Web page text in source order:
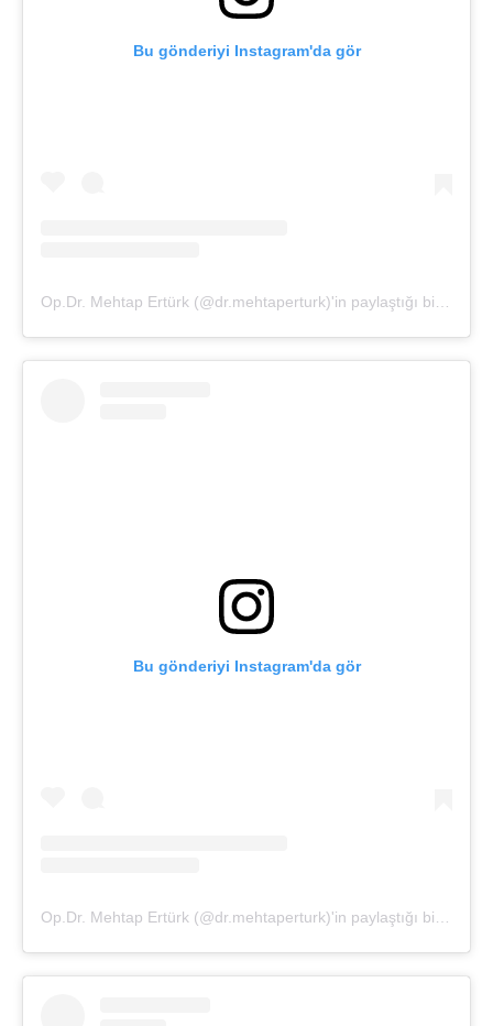
Bu gönderiyi Instagram'da gör
Op.Dr. Mehtap Ertürk (@dr.mehtaperturk)'in paylaştığı bir gönderi
Bu gönderiyi Instagram'da gör
Op.Dr. Mehtap Ertürk (@dr.mehtaperturk)'in paylaştığı bir gönderi